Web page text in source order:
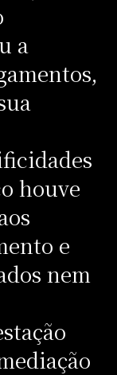
a
houve
e
nem